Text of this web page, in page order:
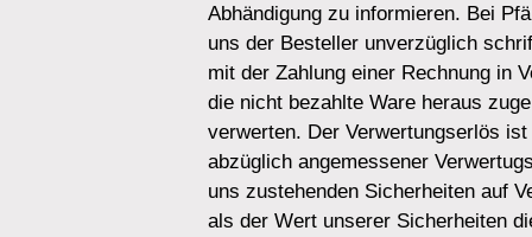
Abhändigung zu informieren. Bei
uns der Besteller unverzüglich
mit der Zahlung einer Rechnung in
die nicht bezahlte Ware heraus
verwerten. Der Verwertungserlös
abzüglich angemessener
uns zustehenden Sicherheiten auf
als der Wert unserer Sicherheiten